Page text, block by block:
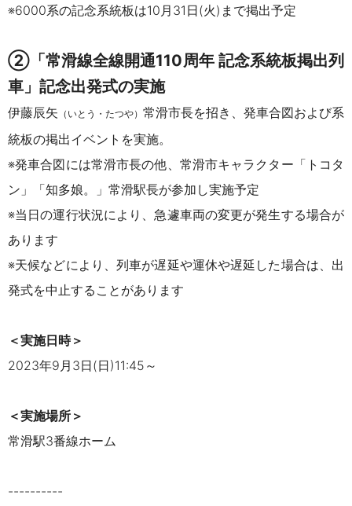
※6000系の記念系統板は10月31日(火)まで掲出予定
②「常滑線全線開通110周年 記念系統板掲出列
車」記念出発式の実施
伊藤辰矢 （いとう・たつや） 常滑市長を招き、発車合図および系
統板の掲出イベントを実施。
※発車合図には常滑市長の他、常滑市キャラクター「トコタ
ン」「知多娘。」常滑駅長が参加し実施予定
※当日の運行状況により、急遽車両の変更が発生する場合が
あります
※天候などにより、列車が遅延や運休や遅延した場合は、出
発式を中止することがあります
＜実施日時＞
2023年9月3日(日)11:45～
＜実施場所＞
常滑駅3番線ホーム
----------